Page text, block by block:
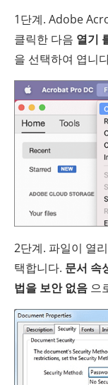
1단계. Adobe
클릭한 다음 열기
을 선택하여 엽니
2단계. 파일이 열
택합니다. 문서 속
법을 보안 없음 으